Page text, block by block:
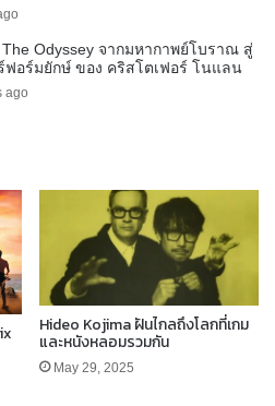
The Odyssey จากมหากาพย์โบราณ สู่
ฟอร์มยักษ์ ของ คริสโตเฟอร์ โนแลน
ago
Hideo Kojima ฝันไกลถึงโลกที่เกม
และหนังหลอมรวมกัน
May 29, 2025